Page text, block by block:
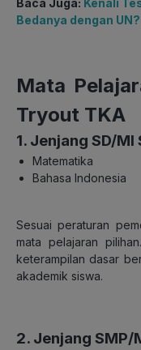
Bedanya dengan UN?
Mata
Tryout TKA
1. Jenjang SD/
Matematika
Bahasa Indonesia
Sesuai peraturan
mata pelajaran
keterampilan dasar
akademik siswa.
2. Jenjang SMP/